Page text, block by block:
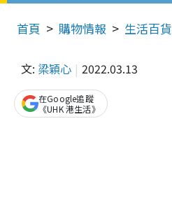
首頁 購物情報 生活百貨
文: 梁穎心 2022.03.13
在Google追蹤
《UHK 港生活》